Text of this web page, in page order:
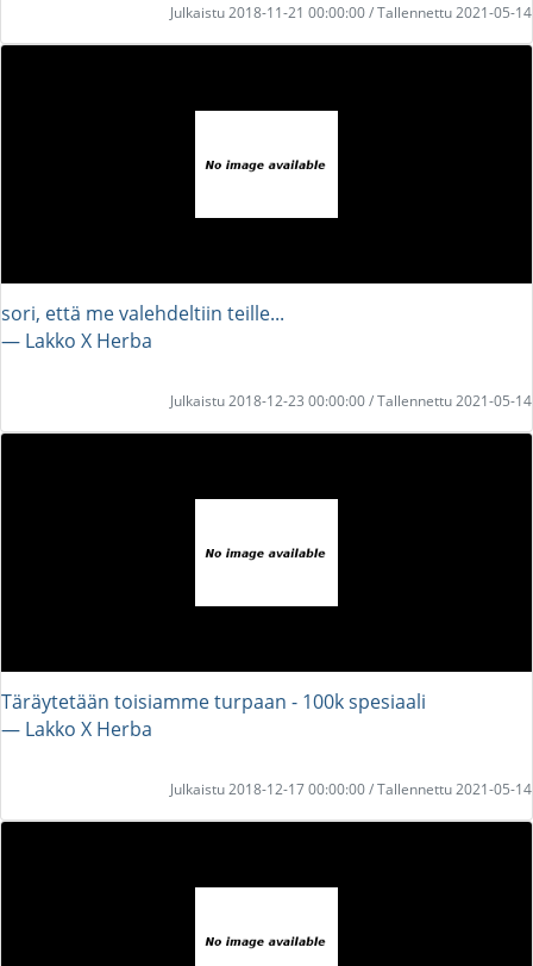
Julkaistu 2018-11-21 00:00:00 / Tallennettu 2021-05-14
sori, että me valehdeltiin teille...
― Lakko X Herba
Julkaistu 2018-12-23 00:00:00 / Tallennettu 2021-05-14
Täräytetään toisiamme turpaan - 100k spesiaali
― Lakko X Herba
Julkaistu 2018-12-17 00:00:00 / Tallennettu 2021-05-14